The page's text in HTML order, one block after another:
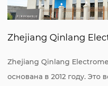
Zhejiang Qinlang
Zhejiang Qinlang
основана в 2012 году. Это